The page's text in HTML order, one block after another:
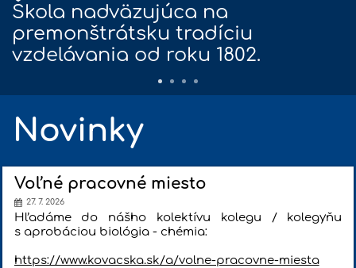
Škola nadväzujúca na
premonštrátsku tradíciu
vzdelávania od roku 1802.
Novinky
Voľné pracovné miesto
27. 7. 2026
Hľadáme do nášho kolektívu kolegu / kolegyňu
s aprobáciou biológia - chémia:
https://www.kovacska.sk/a/volne-pracovne-miesta